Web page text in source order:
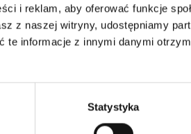
i reklam, aby oferować funkcje
z naszej witryny, udostępniamy
te informacje z innymi danymi
Statystyka